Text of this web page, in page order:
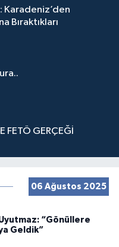
Karadeniz’den
Bıraktıkları
FETÖ GERÇEĞİ
06 Ağustos 2025
“Gönüllere
Geldik”